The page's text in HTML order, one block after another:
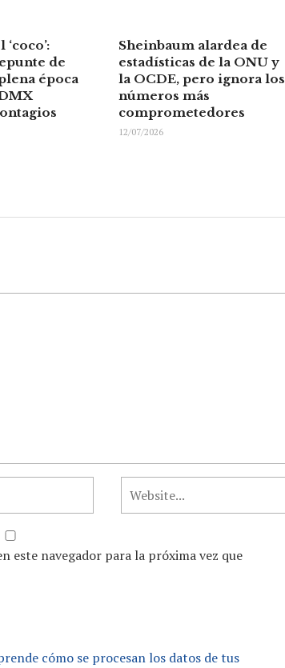
de
época
Sheinbaum alardea de
estadísticas de la ONU y
la OCDE, pero ignora los
números más
comprometedores
12/07/2026
este navegador para la próxima vez que
cómo se procesan los datos de tus